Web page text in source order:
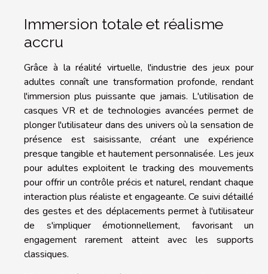
Immersion totale et réalisme
accru
Grâce à la réalité virtuelle, l'industrie des jeux pour
adultes connaît une transformation profonde, rendant
l'immersion plus puissante que jamais. L'utilisation de
casques VR et de technologies avancées permet de
plonger l'utilisateur dans des univers où la sensation de
présence est saisissante, créant une expérience
presque tangible et hautement personnalisée. Les jeux
pour adultes exploitent le tracking des mouvements
pour offrir un contrôle précis et naturel, rendant chaque
interaction plus réaliste et engageante. Ce suivi détaillé
des gestes et des déplacements permet à l'utilisateur
de s'impliquer émotionnellement, favorisant un
engagement rarement atteint avec les supports
classiques.